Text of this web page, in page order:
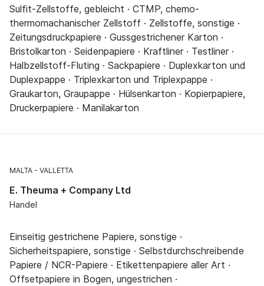
Sulfit-Zellstoffe, gebleicht · CTMP, chemo-
thermomachanischer Zellstoff · Zellstoffe, sonstige ·
Zeitungsdruckpapiere · Gussgestrichener Karton ·
Bristolkarton · Seidenpapiere · Kraftliner · Testliner ·
Halbzellstoff-Fluting · Sackpapiere · Duplexkarton und
Duplexpappe · Triplexkarton und Triplexpappe ·
Graukarton, Graupappe · Hülsenkarton · Kopierpapiere,
Druckerpapiere · Manilakarton
MALTA VALLETTA
E. Theuma + Company Ltd
Handel
Einseitig gestrichene Papiere, sonstige ·
Sicherheitspapiere, sonstige · Selbstdurchschreibende
Papiere / NCR-Papiere · Etikettenpapiere aller Art ·
Offsetpapiere in Bogen, ungestrichen ·